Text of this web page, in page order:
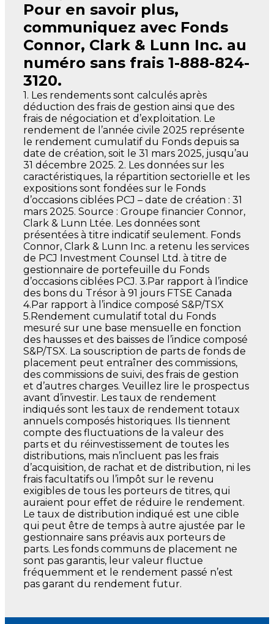
Pour en savoir plus,
communiquez avec Fonds
Connor, Clark & Lunn Inc. au
numéro sans frais 1-888-824-
3120.
1. Les rendements sont calculés après
déduction des frais de gestion ainsi que des
frais de négociation et d’exploitation. Le
rendement de l’année civile 2025 représente
le rendement cumulatif du Fonds depuis sa
date de création, soit le 31 mars 2025, jusqu’au
31 décembre 2025. 2. Les données sur les
caractéristiques, la répartition sectorielle et les
expositions sont fondées sur le Fonds
d’occasions ciblées PCJ – date de création : 31
mars 2025. Source : Groupe financier Connor,
Clark & Lunn Ltée. Les données sont
présentées à titre indicatif seulement. Fonds
Connor, Clark & Lunn Inc. a retenu les services
de PCJ Investment Counsel Ltd. à titre de
gestionnaire de portefeuille du Fonds
d’occasions ciblées PCJ. 3.Par rapport à l’indice
des bons du Trésor à 91 jours FTSE Canada
4.Par rapport à l’indice composé S&P/TSX
5.Rendement cumulatif total du Fonds
mesuré sur une base mensuelle en fonction
des hausses et des baisses de l’indice composé
S&P/TSX. La souscription de parts de fonds de
placement peut entraîner des commissions,
des commissions de suivi, des frais de gestion
et d’autres charges. Veuillez lire le prospectus
avant d’investir. Les taux de rendement
indiqués sont les taux de rendement totaux
annuels composés historiques. Ils tiennent
compte des fluctuations de la valeur des
parts et du réinvestissement de toutes les
distributions, mais n’incluent pas les frais
d’acquisition, de rachat et de distribution, ni les
frais facultatifs ou l’impôt sur le revenu
exigibles de tous les porteurs de titres, qui
auraient pour effet de réduire le rendement.
Le taux de distribution indiqué est une cible
qui peut être de temps à autre ajustée par le
gestionnaire sans préavis aux porteurs de
parts. Les fonds communs de placement ne
sont pas garantis, leur valeur fluctue
fréquemment et le rendement passé n’est
pas garant du rendement futur.